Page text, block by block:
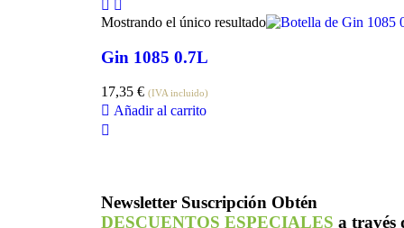
Mostrando el único resultado
Gin 1085 0.7L
17,35 € (IVA incluido)
Añadir al carrito
Newsletter Suscripción Obtén
DESCUENTOS ESPECIALES a través